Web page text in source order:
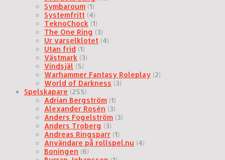
Symbaroum (1)
Systemfritt (4)
TeknoChock (1)
The One Ring (3)
Ur varselklotet (4)
Utan frid (1)
Västmark (3)
Vindsjäl (5)
Warhammer Fantasy Roleplay (2)
World of Darkness (3)
Spelskapare (255)
Adrian Bergström (1)
Alexander Rosén (3)
Anders Fogelström (3)
Anders Troberg (3)
Andreas Ringsparr (1)
Användare på rollspel.nu (4)
Boningen (6)